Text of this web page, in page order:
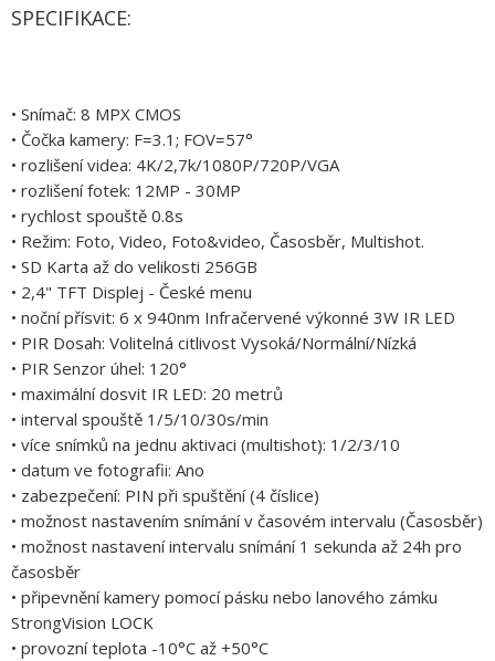
SPECIFIKACE:
• Snímač: 8 MPX CMOS
• Čočka kamery: F=3.1; FOV=57°
• rozlišení videa: 4K/2,7k/1080P/720P/VGA
• rozlišení fotek: 12MP - 30MP
• rychlost spouště 0.8s
• Režim: Foto, Video, Foto&video, Časosběr, Multishot.
• SD Karta až do velikosti 256GB
• 2,4" TFT Displej - České menu
• noční přísvit: 6 x 940nm Infračervené výkonné 3W IR LED
• PIR Dosah: Volitelná citlivost Vysoká/Normální/Nízká
• PIR Senzor úhel: 120°
• maximální dosvit IR LED: 20 metrů
• interval spouště 1/5/10/30s/min
• více snímků na jednu aktivaci (multishot): 1/2/3/10
• datum ve fotografii: Ano
• zabezpečení: PIN při spuštění (4 číslice)
• možnost nastavením snímání v časovém intervalu (Časosběr)
• možnost nastavení intervalu snímání 1 sekunda až 24h pro
časosběr
• připevnění kamery pomocí pásku nebo lanového zámku
StrongVision LOCK
• provozní teplota -10°C až +50°C